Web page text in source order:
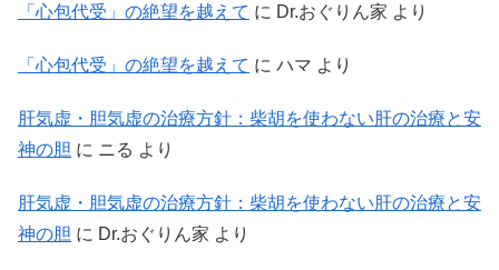
「心包代受」の絶望を越えて に Dr.おぐりん家 より
「心包代受」の絶望を越えて に ハマ より
肝気虚・胆気虚の治療方針：柴胡を使わない肝の治療と安
神の胆 に ニる より
肝気虚・胆気虚の治療方針：柴胡を使わない肝の治療と安
神の胆 に Dr.おぐりん家 より